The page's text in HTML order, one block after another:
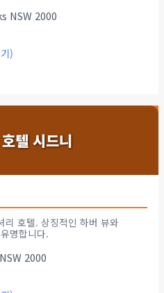
NSW 2000
)
텔 시드니
리 호텔. 상징적인 하버 뷰와
명합니다.
2000